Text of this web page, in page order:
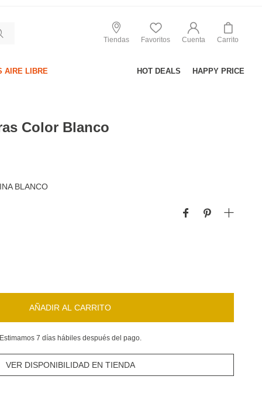
Tiendas Favoritos Cuenta Carrito
AIRE LIBRE HOT DEALS HAPPY PRICE
Color Blanco
BLANCO
AÑADIR AL CARRITO
Estimamos 7 días hábiles después del pago.
VER DISPONIBILIDAD EN TIENDA